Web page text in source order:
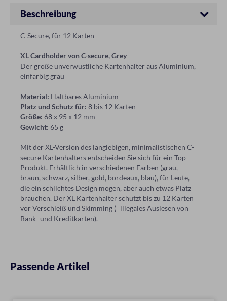
Beschreibung
C-Secure, für 12 Karten
XL Cardholder von C-secure, Grey
Der große unverwüstliche Kartenhalter aus Aluminium,
einfärbig grau
Material: Haltbares Aluminium
Platz und Schutz für: 8 bis 12 Karten
Größe: 68 x 95 x 12 mm
Gewicht: 65 g
Mit der XL-Version des langlebigen, minimalistischen C-
secure Kartenhalters entscheiden Sie sich für ein Top-
Produkt. Erhältlich in verschiedenen Farben (grau,
braun, schwarz, silber, gold, bordeaux, blau), für Leute,
die ein schlichtes Design mögen, aber auch etwas Platz
brauchen. Der XL Kartenhalter schützt bis zu 12 Karten
vor Verschleiß und Skimming (=illegales Auslesen von
Bank- und Kreditkarten).
Passende Artikel